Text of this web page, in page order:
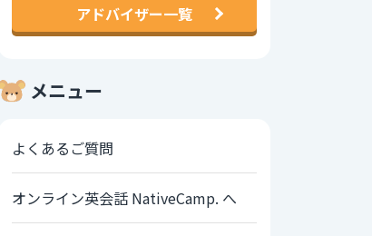
アドバイザー一覧
メニュー
よくあるご質問
オンライン英会話 NativeCamp. へ